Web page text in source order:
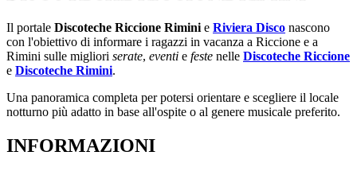
Il portale Discoteche Riccione Rimini e Riviera Disco nascono
con l'obiettivo di informare i ragazzi in vacanza a Riccione e a
Rimini sulle migliori serate, eventi e feste nelle Discoteche Riccione
e Discoteche Rimini.
Una panoramica completa per potersi orientare e scegliere il locale
notturno più adatto in base all'ospite o al genere musicale preferito.
INFORMAZIONI